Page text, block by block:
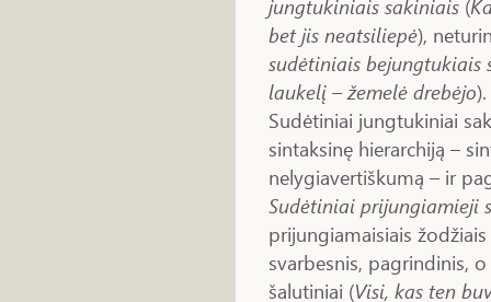
jungtukiniais sakiniais (
bet jis neatsiliepė),
sudėtiniais bejungtukiais
laukelį – žemelė drebėjo).
Sudėtiniai jungtukiniai
sintaksinę hierarchiją –
nelygiavertiškumą – ir
Sudėtiniai prijungiamieji
prijungiamaisiais
svarbesnis, pagrindinis,
šalutiniai (Visi, kas ten